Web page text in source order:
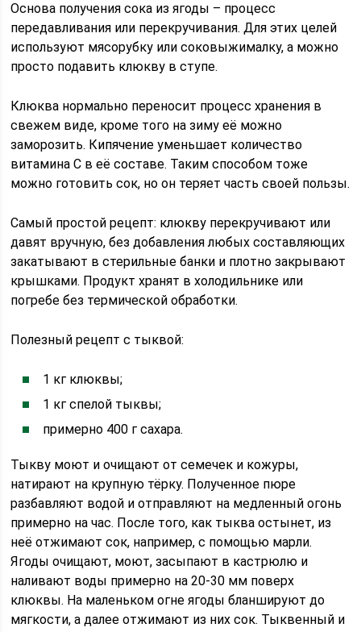
Основа получения сока из ягоды – процесс
передавливания или перекручивания. Для этих целей
используют мясорубку или соковыжималку, а можно
просто подавить клюкву в ступе.
Клюква нормально переносит процесс хранения в
свежем виде, кроме того на зиму её можно
заморозить. Кипячение уменьшает количество
витамина С в её составе. Таким способом тоже
можно готовить сок, но он теряет часть своей пользы.
Самый простой рецепт: клюкву перекручивают или
давят вручную, без добавления любых составляющих
закатывают в стерильные банки и плотно закрывают
крышками. Продукт хранят в холодильнике или
погребе без термической обработки.
Полезный рецепт с тыквой:
1 кг клюквы;
1 кг спелой тыквы;
примерно 400 г сахара.
Тыкву моют и очищают от семечек и кожуры,
натирают на крупную тёрку. Полученное пюре
разбавляют водой и отправляют на медленный огонь
примерно на час. После того, как тыква остынет, из
неё отжимают сок, например, с помощью марли.
Ягоды очищают, моют, засыпают в кастрюлю и
наливают воды примерно на 20-30 мм поверх
клюквы. На маленьком огне ягоды бланшируют до
мягкости, а далее отжимают из них сок. Тыквенный и